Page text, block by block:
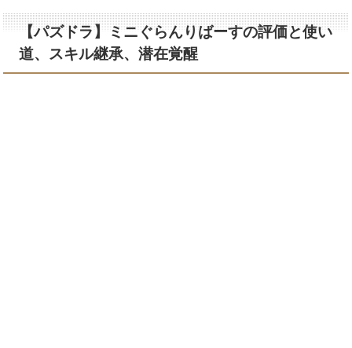
【パズドラ】ミニぐらんりばーすの評価と使い
道、スキル継承、潜在覚醒